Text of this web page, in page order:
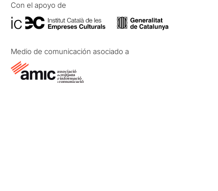
Con el apoyo de
Medio de comunicación asociado a